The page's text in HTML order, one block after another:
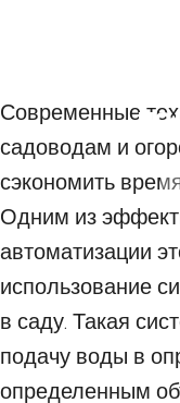
Современные
садоводам и
сэкономить
Одним из
автоматизации
использование
в саду. Такая
подачу воды в
определенным